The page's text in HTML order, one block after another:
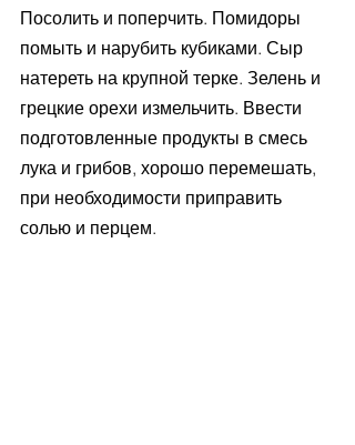
Посолить и поперчить. Помидоры
помыть и нарубить кубиками. Сыр
натереть на крупной терке. Зелень и
грецкие орехи измельчить. Ввести
подготовленные продукты в смесь
лука и грибов, хорошо перемешать,
при необходимости приправить
солью и перцем.